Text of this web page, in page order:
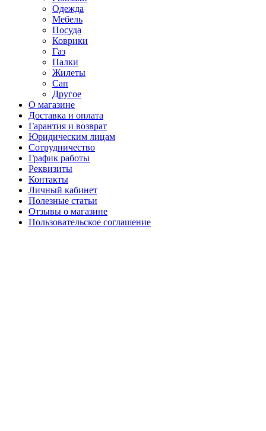
Одежда
Мебель
Посуда
Коврики
Газ
Палки
Жилеты
Сап
Другое
О магазине
Доставка и оплата
Гарантия и возврат
Юридическим лицам
Сотрудничество
График работы
Реквизиты
Контакты
Личный кабинет
Полезные статьи
Отзывы о магазине
Пользовательское соглашение